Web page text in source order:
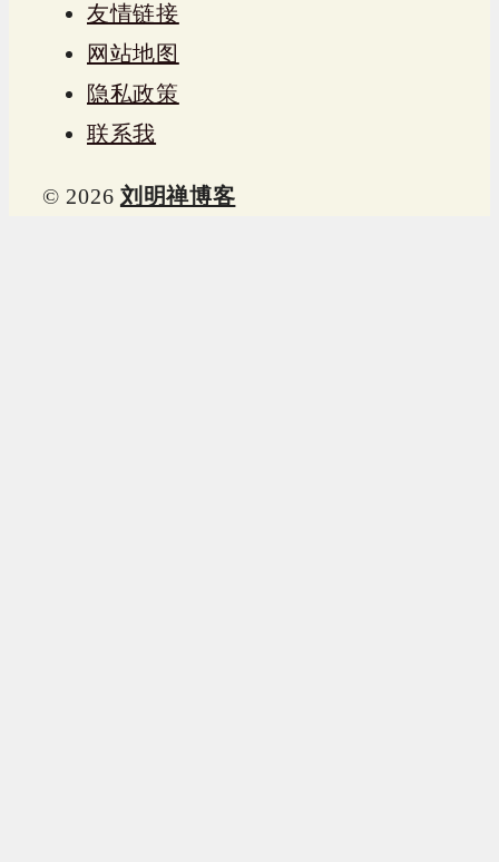
友情链接
网站地图
隐私政策
联系我
© 2026 刘明禅博客